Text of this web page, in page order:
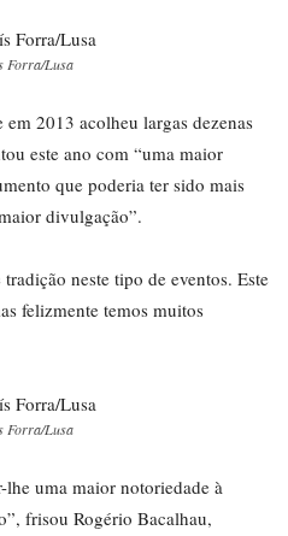
Forra/Lusa
2013 acolheu largas dezenas
este ano com “uma maior
que poderia ter sido mais
divulgação”.
neste tipo de eventos. Este
felizmente temos muitos
Forra/Lusa
lhe uma maior notoriedade à
frisou Rogério Bacalhau,